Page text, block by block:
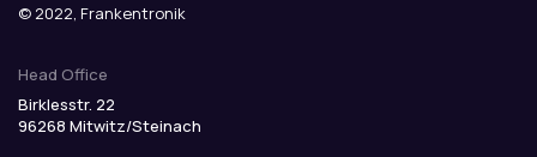
© 2022, Frankentronik
Head Office
Birklesstr. 22
96268 Mitwitz/Steinach